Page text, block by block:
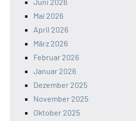
Juni 2026
Mai 2026
April 2026
März 2026
Februar 2026
Januar 2026
Dezember 2025
November 2025
Oktober 2025